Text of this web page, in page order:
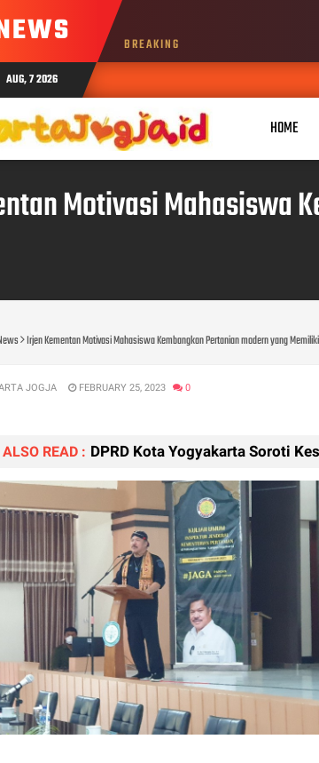
BREAKING
AUG, 7 2026
HOME
Motivasi Mahasiswa
Irjen Kementan Motivasi Mahasiswa Kembangkan Pertanian modern yang
JOGJA FEBRUARY 25, 2023 0
ALSO READ : DPRD Kota Yogyakarta Soroti